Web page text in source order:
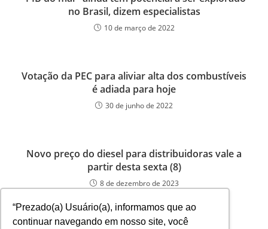
“Prezado(a) Usuário(a), informamos que ao
continuar navegando em nosso site, você
no Brasil, dizem especialistas
10 de março de 2022
Votação da PEC para aliviar alta dos combustíveis
é adiada para hoje
30 de junho de 2022
Novo preço do diesel para distribuidoras vale a
partir desta sexta (8)
8 de dezembro de 2023